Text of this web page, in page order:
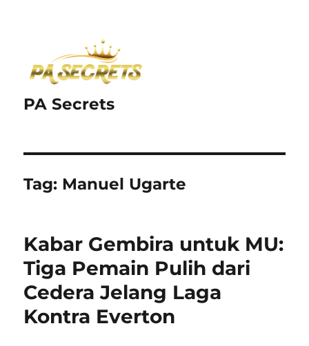
PA Secrets
Tag: Manuel Ugarte
Kabar Gembira untuk MU:
Tiga Pemain Pulih dari
Cedera Jelang Laga
Kontra Everton